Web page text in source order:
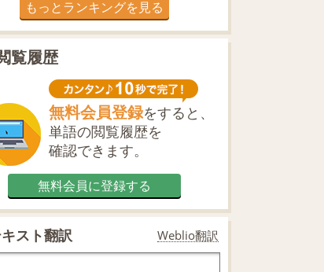
もっとランキングを見る
覧履歴
無料会員登録をすると、
単語の閲覧履歴を
確認できます。
無料会員に登録する
スト翻訳 Weblio翻訳